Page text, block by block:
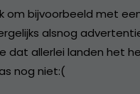
om bijvoorbeeld met
alsnog
dat allerlei landen het
nog niet:(